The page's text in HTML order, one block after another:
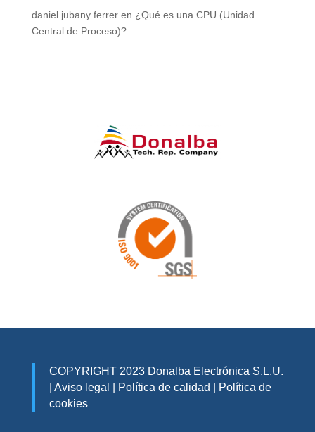
daniel jubany ferreren ¿Qué es una CPU (Unidad
Central de Proceso)?
COPYRIGHT 2023 Donalba Electrónica S.L.U.
Aviso legal Política de calidad
Política de
cookies